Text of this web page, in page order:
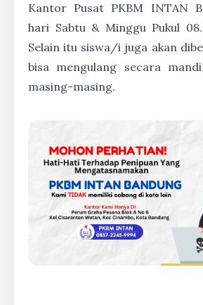
Kantor Pusat PKBM INTAN
hari Sabtu & Minggu Pukul
Selain itu siswa/i juga akan
bisa mengulang secara
masing-masing.